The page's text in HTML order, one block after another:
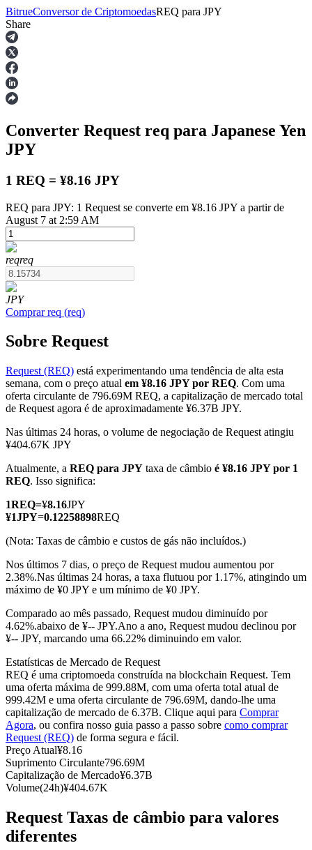
Futuros
Futuros de USDT
Futuros COIN-M
Futuros de criptomoeda
TradFi
Derivativos de ações, câmbio, metais preciosos e commodities
Futuros de USDC
Futuros usando USDC como garantia
Copiar Trading
BitrueConversor de CriptomoedasREQ para JPY
Share
Converter Request req para Japanese Yen
JPY
1 REQ = ¥8.16 JPY
REQ para JPY: 1 Request se converte em ¥8.16 JPY a partir de
August 7 at 2:59 AM
reqreq
JPY
Comprar req (req)
Sobre Request
Request (REQ) está experimentando uma tendência de alta esta
semana, com o preço atual em ¥8.16 JPY por REQ. Com uma
oferta circulante de 796.69M REQ, a capitalização de mercado total
de Request agora é de aproximadamente ¥6.37B JPY.
Nas últimas 24 horas, o volume de negociação de Request atingiu
¥404.67K JPY
Atualmente, a REQ para JPY taxa de câmbio é ¥8.16 JPY por 1
REQ. Isso significa:
1REQ=¥8.16JPY
¥1JPY=0.12258898REQ
(Nota: Taxas de câmbio e custos de gás não incluídos.)
Nos últimos 7 dias, o preço de Request mudou aumentou por
2.38%.Nas últimas 24 horas, a taxa flutuou por 1.17%, atingindo um
máximo de ¥0 JPY e um mínimo de ¥0 JPY.
Comparado ao mês passado, Request mudou diminuído por
4.62%.abaixo de ¥-- JPY.Ano a ano, Request mudou declinou por
¥-- JPY, marcando uma 66.22% diminuindo em valor.
Estatísticas de Mercado de Request
REQ é uma criptomoeda construída na blockchain Request. Tem
uma oferta máxima de 999.88M, com uma oferta total atual de
999.42M e uma oferta circulante de 796.69M, dando-lhe uma
capitalização de mercado de 6.37B. Clique aqui para Comprar
Agora, ou confira nosso guia passo a passo sobre como comprar
Request (REQ) de forma segura e fácil.
Preço Atual¥8.16
Suprimento Circulante796.69M
Capitalização de Mercado¥6.37B
Volume(24h)¥404.67K
Request Taxas de câmbio para valores
diferentes